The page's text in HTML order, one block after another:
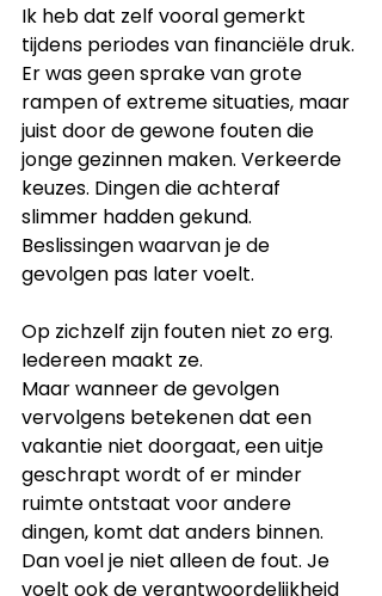
Ik heb dat zelf vooral gemerkt
tijdens periodes van financiële druk.
Er was geen sprake van grote
rampen of extreme situaties, maar
juist door de gewone fouten die
jonge gezinnen maken. Verkeerde
keuzes. Dingen die achteraf
slimmer hadden gekund.
Beslissingen waarvan je de
gevolgen pas later voelt.
Op zichzelf zijn fouten niet zo erg.
Iedereen maakt ze.
Maar wanneer de gevolgen
vervolgens betekenen dat een
vakantie niet doorgaat, een uitje
geschrapt wordt of er minder
ruimte ontstaat voor andere
dingen, komt dat anders binnen.
Dan voel je niet alleen de fout. Je
voelt ook de verantwoordelijkheid